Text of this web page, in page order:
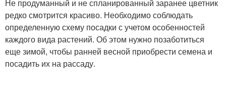
Не продуманный и не спланированный заранее цветник
редко смотрится красиво. Необходимо соблюдать
определенную схему посадки с учетом особенностей
каждого вида растений. Об этом нужно позаботиться
еще зимой, чтобы ранней весной приобрести семена и
посадить их на рассаду.